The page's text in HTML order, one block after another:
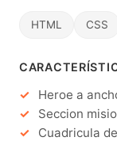
HTML CSS
Heroe a
Seccion
Cuadricula